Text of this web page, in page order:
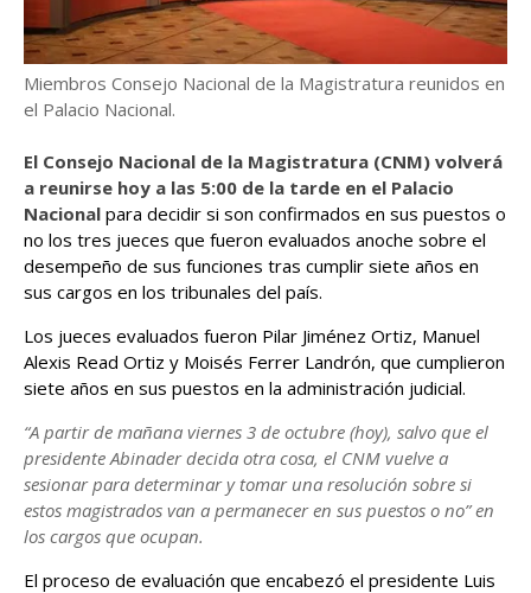
Miembros Consejo Nacional de la Magistratura reunidos en
el Palacio Nacional.
El Consejo Nacional de la Magistratura (CNM) volverá
a reunirse hoy a las 5:00 de la tarde en el Palacio
Nacional para decidir si son confirmados en sus puestos o
no los tres jueces que fueron evaluados anoche sobre el
desempeño de sus funciones tras cumplir siete años en
sus cargos en los tribunales del país.
Los jueces evaluados fueron Pilar Jiménez Ortiz, Manuel
Alexis Read Ortiz y Moisés Ferrer Landrón, que cumplieron
siete años en sus puestos en la administración judicial.
“A partir de mañana viernes 3 de octubre (hoy), salvo que el
presidente Abinader decida otra cosa, el CNM vuelve a
sesionar para determinar y tomar una resolución sobre si
estos magistrados van a permanecer en sus puestos o no” en
los cargos que ocupan.
El proceso de evaluación que encabezó el presidente Luis